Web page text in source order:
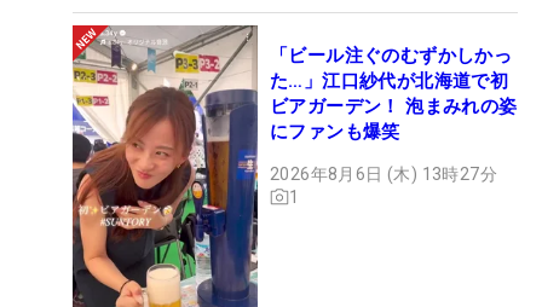
「ビール注ぐのむずかしかっ
た…」江口紗代が北海道で初
ビアガーデン！ 泡まみれの姿
にファンも爆笑
2026年8月6日 (木) 13時27分
1